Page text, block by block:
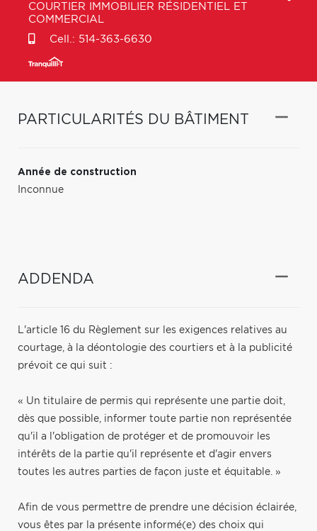
COURTIER IMMOBILIER RÉSIDENTIEL ET
COMMERCIAL
Cell.: 514-363-6630
PARTICULARITÉS DU BÂTIMENT
Année de construction
Inconnue
ADDENDA
L'article 16 du Règlement sur les exigences relatives au
courtage, à la déontologie des courtiers et à la publicité
prévoit ce qui suit :
« Un titulaire de permis qui représente une partie doit,
dès que possible, informer toute partie non représentée
qu'il a l'obligation de protéger et de promouvoir les
intérêts de la partie qu'il représente et d'agir envers
toutes les autres parties de façon juste et équitable. »
Afin de vous permettre de prendre une décision éclairée,
vous êtes par la présente informé(e) des choix qui